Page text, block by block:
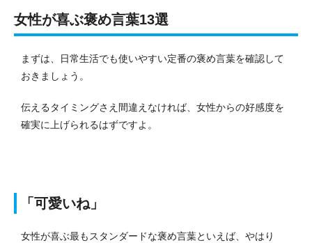
女性が喜ぶ褒め言葉13選
まずは、日常生活でも使いやすい定番の褒め言葉を確認して
おきましょう。
伝えるタイミングさえ間違えなければ、女性からの好感度を
確実に上げられるはずですよ。
「可愛いね」
女性が喜ぶ最もスタンダードな褒め言葉といえば、やはり